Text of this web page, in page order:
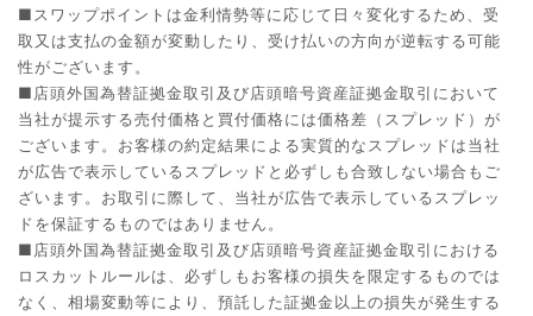
■スワップポイントは金利情勢等に応じて日々変化するため、受
取又は支払の金額が変動したり、受け払いの方向が逆転する可能
性がございます。
■店頭外国為替証拠金取引及び店頭暗号資産証拠金取引において
当社が提示する売付価格と買付価格には価格差（スプレッド）が
ございます。お客様の約定結果による実質的なスプレッドは当社
が広告で表示しているスプレッドと必ずしも合致しない場合もご
ざいます。お取引に際して、当社が広告で表示しているスプレッ
ドを保証するものではありません。
■店頭外国為替証拠金取引及び店頭暗号資産証拠金取引における
ロスカットルールは、必ずしもお客様の損失を限定するものでは
なく、相場変動等により、預託した証拠金以上の損失が発生する